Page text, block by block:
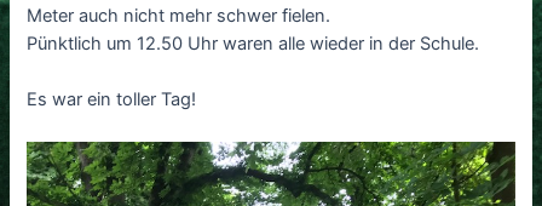
Meter auch nicht mehr schwer fielen.
Pünktlich um 12.50 Uhr waren alle wieder in der Schule.
Es war ein toller Tag!